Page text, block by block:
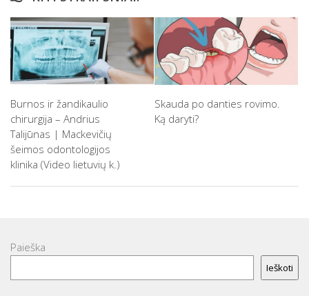
Burnos ir žandikaulio
chirurgija – Andrius
Talijūnas | Mackevičių
šeimos odontologijos
klinika (Video lietuvių k.)
Skauda po danties rovimo.
Ką daryti?
Paieška
Ieškoti